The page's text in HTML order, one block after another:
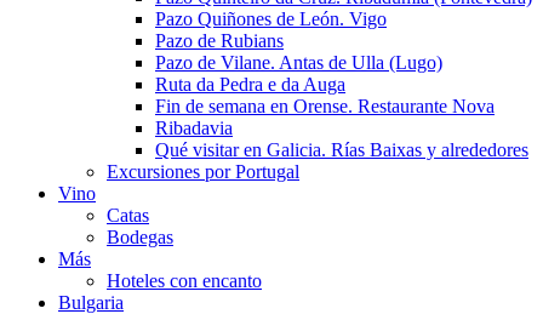
Pazo Quiñones de León. Vigo
Pazo de Rubians
Pazo de Vilane. Antas de Ulla (Lugo)
Ruta da Pedra e da Auga
Fin de semana en Orense. Restaurante Nova
Ribadavia
Qué visitar en Galicia. Rías Baixas y alrededores
Excursiones por Portugal
Vino
Catas
Bodegas
Más
Hoteles con encanto
Bulgaria